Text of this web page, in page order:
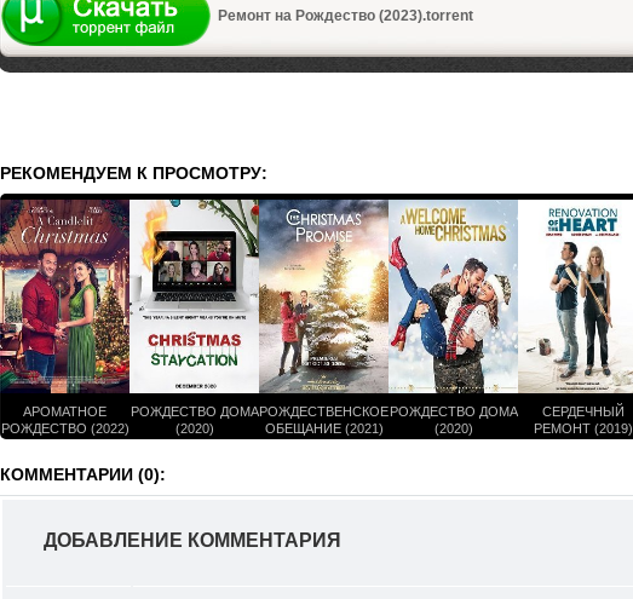
Ремонт на Рождество (2023).torrent
РЕКОМЕНДУЕМ К ПРОСМОТРУ:
АРОМАТНОЕ
РОЖДЕСТВО (2022)
РОЖДЕСТВО ДОМА
(2020)
РОЖДЕСТВЕНСКОЕ
ОБЕЩАНИЕ (2021)
РОЖДЕСТВО ДОМА
(2020)
СЕРДЕЧНЫЙ
РЕМОНТ (2019)
КОММЕНТАРИИ (0):
ДОБАВЛЕНИЕ КОММЕНТАРИЯ